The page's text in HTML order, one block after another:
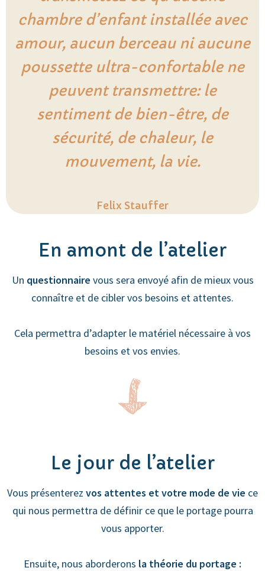
chambre d’enfant installée avec
amour, aucun berceau ni aucune
poussette ultra-confortable ne
peuvent transmettre: le
sentiment de bien-être, de
sécurité, de chaleur, le
mouvement, la vie.
Felix Stauffer
En amont de l’atelier
Un questionnaire vous sera envoyé afin de mieux vous
connaître et de cibler vos besoins et attentes.
Cela permettra d’adapter le matériel nécessaire à vos
besoins et vos envies.
Le jour de l’atelier
Vous présenterez vos attentes et votre mode de vie ce
qui nous permettra de définir ce que le portage pourra
vous apporter.
Ensuite, nous aborderons la théorie du portage :